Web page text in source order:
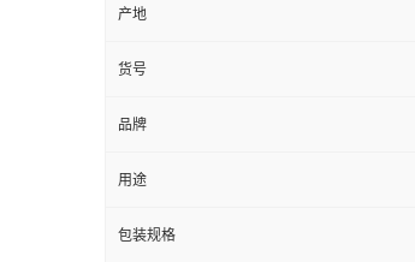
产地
货号
品牌
用途
包装规格